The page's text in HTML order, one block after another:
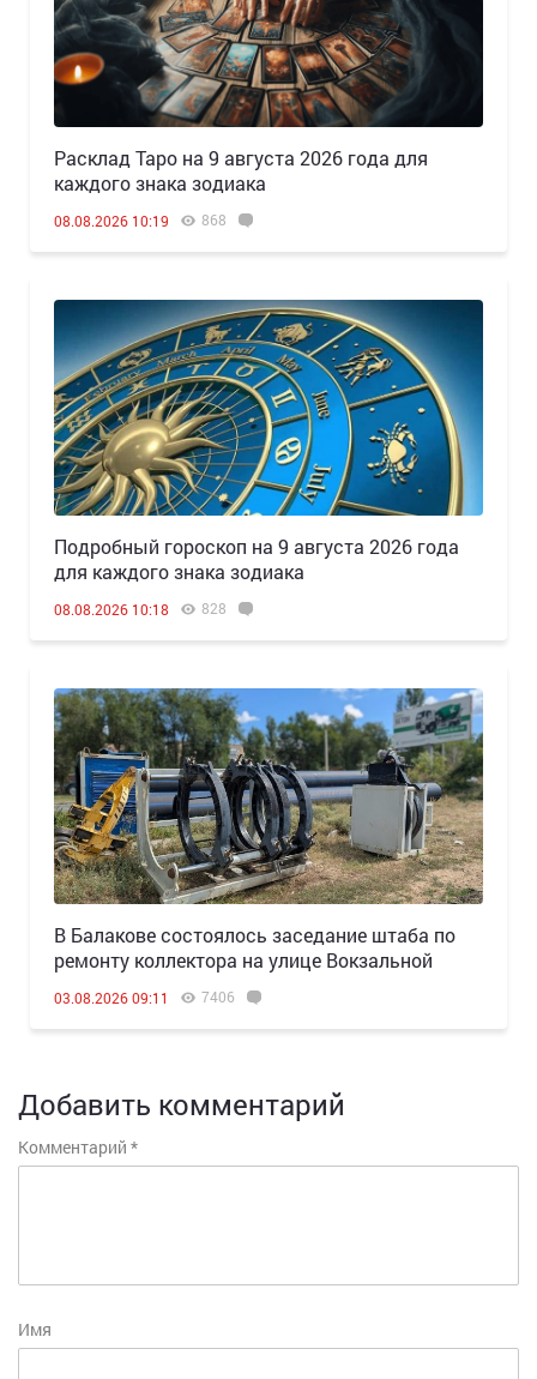
Расклад Таро на 9 августа 2026 года для
каждого знака зодиака
08.08.2026 10:19 868
Подробный гороскоп на 9 августа 2026 года
для каждого знака зодиака
08.08.2026 10:18 828
В Балакове состоялось заседание штаба по
ремонту коллектора на улице Вокзальной
03.08.2026 09:11 7406
Добавить комментарий
Комментарий *
Имя